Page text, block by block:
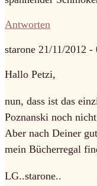
Antworten
starone 21/11/2012 -
Hallo Petzi,
nun, dass ist das
Poznanski noch
Aber nach Deiner
mein Bücherregal
LG..starone..